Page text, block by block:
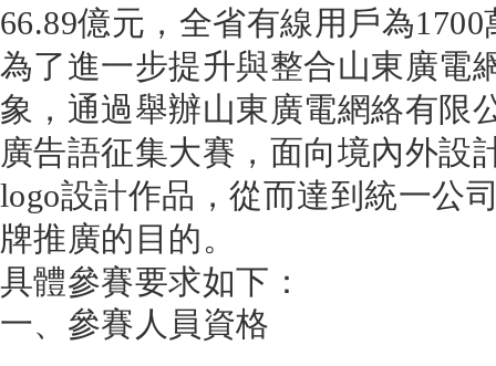
66.89億元，全省有線用戶為1700
為了進一步提升與整合山東廣電
象，通過舉辦山東廣電網絡有限
廣告語征集大賽，面向境內外設
logo設計作品，從而達到統一公
牌推廣的目的。
具體參賽要求如下：
一、參賽人員資格